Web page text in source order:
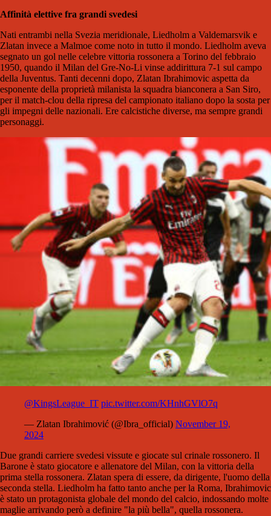
Affinità elettive fra grandi svedesi
Nati entrambi nella Svezia meridionale, Liedholm a Valdemarsvik e
Zlatan invece a Malmoe come noto in tutto il mondo. Liedholm aveva
segnato un gol nelle celebre vittoria rossonera a Torino del febbraio
1950, quando il Milan del Gre-No-Li vinse addirittura 7-1 sul campo
della Juventus. Tanti decenni dopo, Zlatan Ibrahimovic aspetta da
esponente della proprietà milanista la squadra bianconera a San Siro,
per il match-clou della ripresa del campionato italiano dopo la sosta per
gli impegni delle nazionali. Ere calcistiche diverse, ma sempre grandi
personaggi.
@KingsLeague_IT pic.twitter.com/KHnhGVlO7q
— Zlatan Ibrahimović (@Ibra_official) November 19,
2024
Due grandi carriere svedesi vissute e giocate sul crinale rossonero. Il
Barone è stato giocatore e allenatore del Milan, con la vittoria della
prima stella rossonera. Zlatan spera di essere, da dirigente, l'uomo della
seconda stella. Liedholm ha fatto tanto anche per la Roma, Ibrahimovic
è stato un protagonista globale del mondo del calcio, indossando molte
maglie arrivando però a definire "la più bella", quella rossonera.